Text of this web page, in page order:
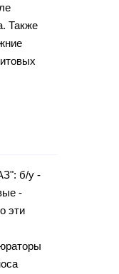
Также
б/у -
-
эти